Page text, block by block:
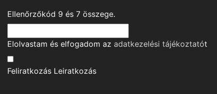
Ellenőrzőkód 9 és 7 összege.
Elolvastam és elfogadom az adatkezelési tájékoztatót
Feliratkozás Leiratkozás